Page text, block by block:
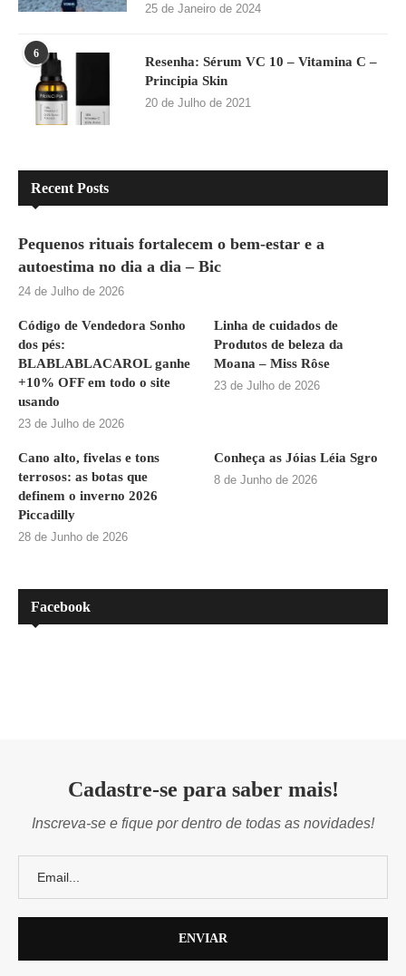
25 de Janeiro de 2024
6
Resenha: Sérum VC 10 – Vitamina C –
Principia Skin
20 de Julho de 2021
Recent Posts
Pequenos rituais fortalecem o bem-estar e a
autoestima no dia a dia – Bic
24 de Julho de 2026
Código de Vendedora Sonho
dos pés:
BLABLABLACAROL ganhe
+10% OFF em todo o site
usando
23 de Julho de 2026
Linha de cuidados de
Produtos de beleza da
Moana – Miss Rôse
23 de Julho de 2026
Cano alto, fivelas e tons
terrosos: as botas que
definem o inverno 2026
Piccadilly
28 de Junho de 2026
Conheça as Jóias Léia Sgro
8 de Junho de 2026
Facebook
Cadastre-se para saber mais!
Inscreva-se e fique por dentro de todas as novidades!